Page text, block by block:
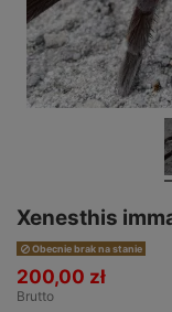
Xenesthis
Obecnie brak na stanie
200,00 zł
Brutto